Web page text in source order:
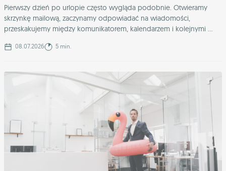
Pierwszy dzień po urlopie często wygląda podobnie. Otwieramy
skrzynkę mailową, zaczynamy odpowiadać na wiadomości,
przeskakujemy między komunikatorem, kalendarzem i kolejnymi ...
08.07.2026 5 min.